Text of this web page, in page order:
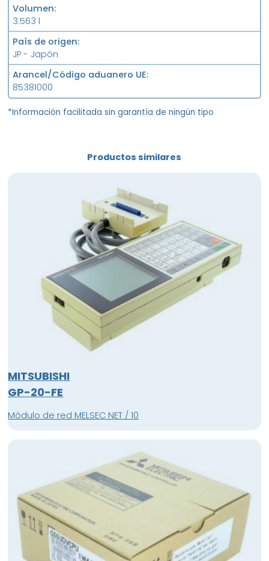
Volumen
3.563 l
País de origen
JP - Japón
Arancel/Código aduanero UE
85381000
*Información facilitada sin garantía de ningún tipo
Productos similares
MITSUBISHI
GP-20-FE
Módulo de red MELSEC NET / 10